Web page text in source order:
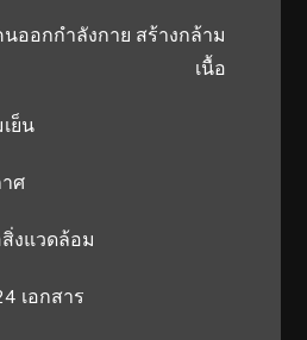
ออกกําลังกาย สร้างกล้าม
เนื้อ
ย็น
ศ
งแวดล้อม
เอกสาร